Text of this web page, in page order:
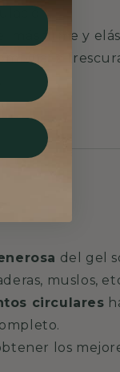
más firme y
la
del gel
muslos,
circulares
los